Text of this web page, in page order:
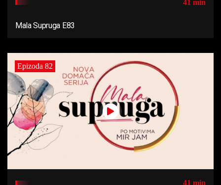
41 min
Mala Supruga E83
Epizoda 82
41 min